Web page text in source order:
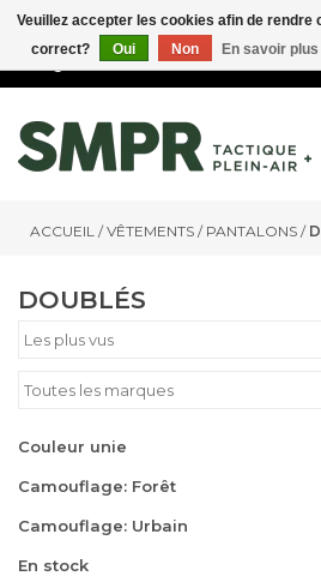
ACCUEIL /VÊTEMENTS / PANTALONS /
DOUBLÉS
Couleur unie
Camouflage: Forêt
Camouflage: Urbain
En stock
Veuillez accepter les cookies afin de rendre
correct?
Oui Non En savoir